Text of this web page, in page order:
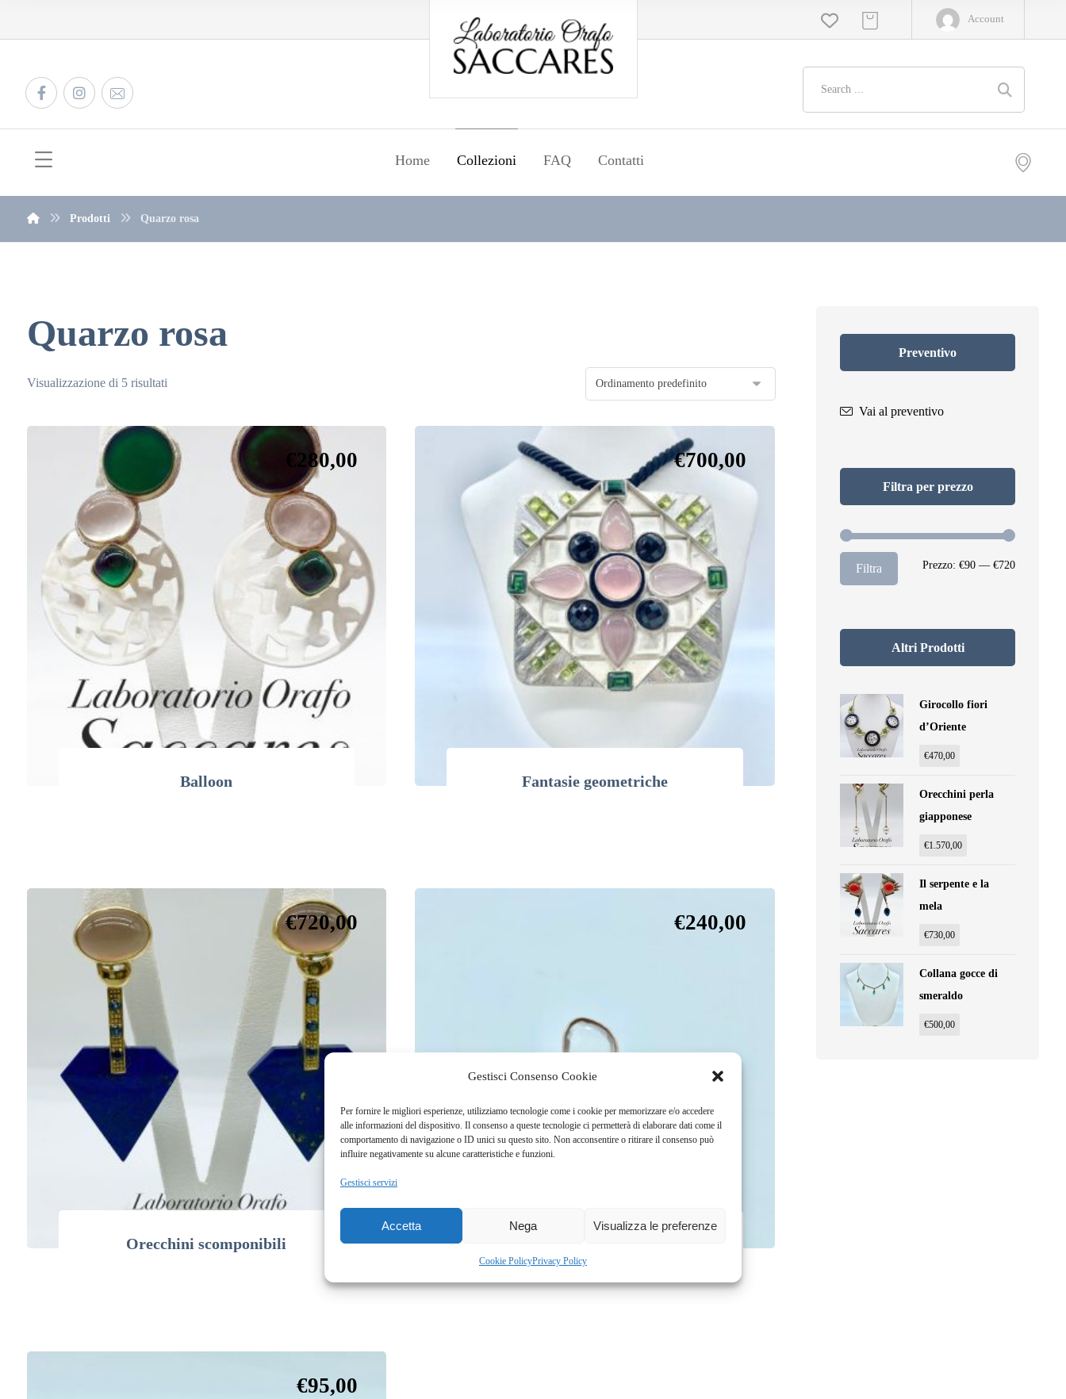
Gestisci Consenso Cookie
Per fornire le migliori esperienze, utilizziamo tecnologie come i cookie per memorizzare e/o accedere
alle informazioni del dispositivo. Il consenso a queste tecnologie ci permetterà di elaborare dati come il
comportamento di navigazione o ID unici su questo sito. Non acconsentire o ritirare il consenso può
influire negativamente su alcune caratteristiche e funzioni.
Gestisci servizi
Accetta Nega Visualizza le preferenze
Cookie PolicyPrivacy Policy
Account
Home Collezioni FAQ Contatti
Prodotti Quarzo rosa
Quarzo rosa
Visualizzazione di 5 risultati
Balloon
€280,00
Fantasie geometriche
€700,00
Orecchini scomponibili
€720,00 €240,00
€95,00
Preventivo
Vai al preventivo
Filtra per prezzo
Filtra Prezzo:€90 —€720
Altri Prodotti
Girocollo fiori
d’Oriente
€470,00
Orecchini perla
giapponese
€1.570,00
Il serpente e la
mela
€730,00
Collana gocce di
smeraldo
€500,00